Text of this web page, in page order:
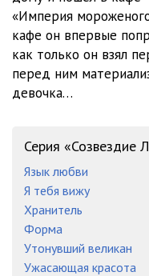
«Империя
кафе он впервые
как только он взял
перед ним
девочка…
Серия «Созвездие
Язык любви
Я тебя вижу
Хранитель
Форма
Утонувший великан
Ужасающая красота